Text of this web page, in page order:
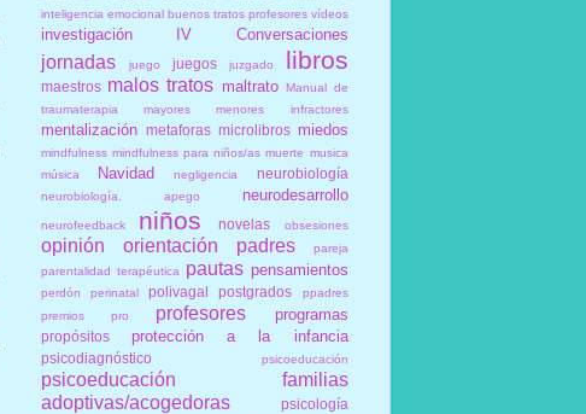
inteligencia emocional buenos tratos profesores vídeos
investigación IV Conversaciones
jornadas juego juegos juzgado libros
maestros malos tratos maltrato Manual de
traumaterapia
mayores menores infractores
mentalización metaforas microlibros miedos
mindfulness mindfulness para niños/as muerte musica
música
Navidad negligencia neurobiología
neurobiología. apego neurodesarrollo
neurofeedback niños novelas obsesiones
opinión orientación padres
pareja
parentalidad terapéutica
pautas pensamientos
perdón perinatal polivagal postgrados
ppadres
premios
pro profesores programas
propósitos protección a la infancia
psicodiagnóstico psicoeducación
psicoeducación familias
adoptivas/acogedoras
psicología